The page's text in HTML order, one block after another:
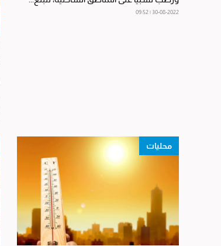
30-08-2022 | 09:52
محليات